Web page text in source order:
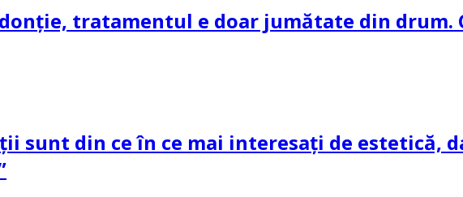
tratamentul e doar jumătate din drum.
sunt din ce în ce mai interesați de estetică,